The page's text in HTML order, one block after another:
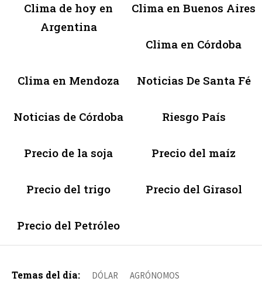
Clima de hoy en
Argentina
Clima en Buenos Aires
Clima en Córdoba
Clima en Mendoza Noticias De Santa Fé
Noticias de Córdoba Riesgo País
Precio de la soja Precio del maíz
Precio del trigo Precio del Girasol
Precio del Petróleo
Temas del día: DÓLAR AGRÓNOMOS